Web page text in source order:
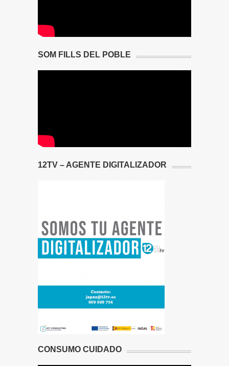
SOM FILLS DEL POBLE
12TV – AGENTE DIGITALIZADOR
CONSUMO CUIDADO